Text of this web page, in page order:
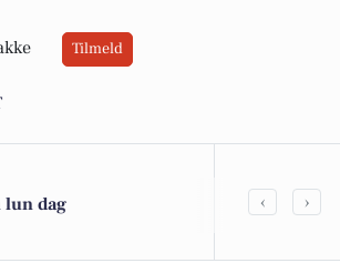
Tilmeld
lun dag
Poul
‹ ›